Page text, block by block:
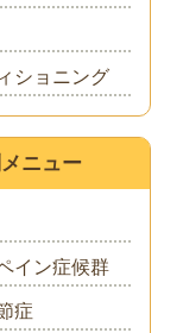
ショニング
ニュー
イン症候群
症